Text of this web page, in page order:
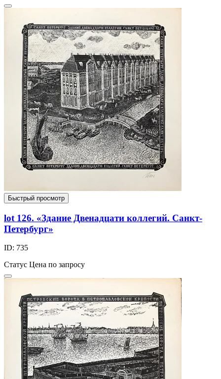
Быстрый просмотр
lot 126. «Здание Двенадцати коллегий. Санкт-
Петербург»
ID: 735
Статус Цена по запросу